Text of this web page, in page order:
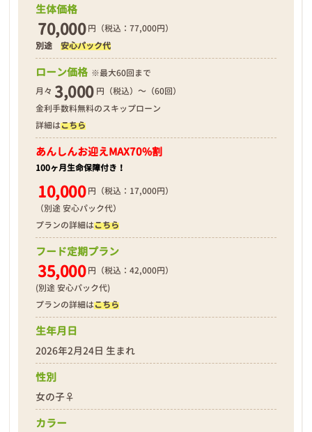
2026年03月15日
❮ ❯
❮ ❯
生体価格
70,000 円（税込：77,000円）
別途安心パック代
ローン価格 ※最大60回まで
月々 3,000 円（税込）～（60回）
金利手数料無料のスキップローン
詳細はこちら
あんしんお迎えMAX70%割
100ヶ月生命保障付き！
10,000 円（税込：17,000円）
（別途 安心パック代）
プランの詳細はこちら
フード定期プラン
35,000 円（税込：42,000円）
(別途 安心パック代)
プランの詳細はこちら
生年月日
2026年2月24日 生まれ
性別
女の子♀
カラー